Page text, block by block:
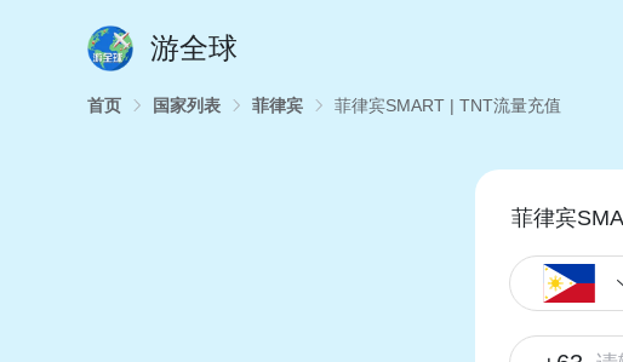
游全球
首页 国家列表 菲律宾 菲律宾SMART | TNT流量充值
菲律宾